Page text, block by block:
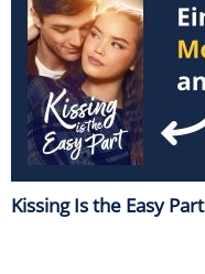
Kissing Is the Easy Part